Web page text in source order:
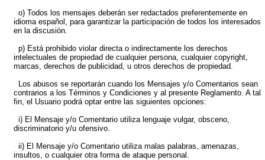
o) Todos los mensajes deberán ser redactados preferentemente en
idioma español, para garantizar la participación de todos los interesados
en la discusión.
p) Está prohibido violar directa o indirectamente los derechos
intelectuales de propiedad de cualquier persona, cualquier copyright,
marcas, derechos de publicidad, u otros derechos de propiedad.
Los abusos se reportarán cuando los Mensajes y/o Comentarios sean
contrarios a los Términos y Condiciones y al presente Reglamento. A tal
fin, el Usuario podrá optar entre las siguientes opciones:
i) El Mensaje y/o Comentario utiliza lenguaje vulgar, obsceno,
discriminatorio y/u ofensivo.
ii) El Mensaje y/o Comentario utiliza malas palabras, amenazas,
insultos, o cualquier otra forma de ataque personal.